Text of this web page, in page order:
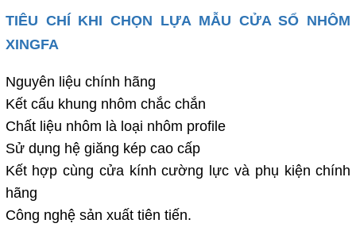
TIÊU CHÍ KHI CHỌN LỰA MẪU CỬA SỔ NHÔM
XINGFA
Nguyên liệu chính hãng
Kết cấu khung nhôm chắc chắn
Chất liệu nhôm là loại nhôm profile
Sử dụng hệ giăng kép cao cấp
Kết hợp cùng cửa kính cường lực và phụ kiện chính
hãng
Công nghệ sản xuất tiên tiến.